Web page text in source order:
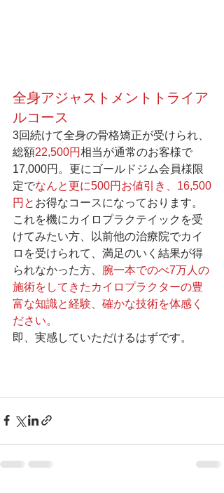
全身アジャストメントトライア
ルコース
3回続けて全身の骨格矯正が受けられ、
総額22,500円相当が通常のお客様で
17,000円。更にゴールドジム会員様限
定でなんと更に500円お値引き、16,500
円と お得なコースになっております。
これを機にカイロプラクテイックを受
けてみたい方、以前他の治療院でカイ
ロを受けられて、満足のいく結果が得
られなかった方、 腕一本でのべ7万人の
施術をしてきたカイロプラクターの豊
富な知識と経験、確かな技術を体感く
ださい。
即、実感していただけるはずです。